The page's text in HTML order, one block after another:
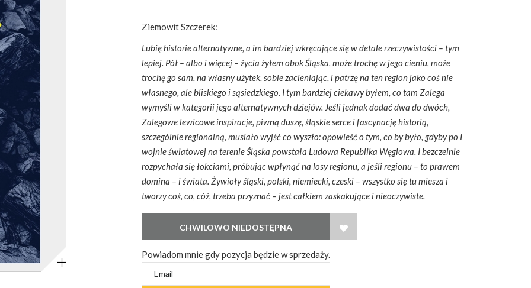
Powiększ
Ziemowit Szczerek:
Lubię historie alternatywne, a im bardziej wkręcające się w detale rzeczywistości – tym
lepiej. Pół – albo i więcej – życia żyłem obok Śląska, może trochę w jego cieniu, może
trochę go sam, na własny użytek, sobie zacieniając, i patrzę na ten region jako coś nie
własnego, ale bliskiego i sąsiedzkiego. I tym bardziej ciekawy byłem, co tam Zalega
wymyśli w kategorii jego alternatywnych dziejów. Jeśli jednak dodać dwa do dwóch,
Zalegowe lewicowe inspiracje, piwną duszę, śląskie serce i fascynację historią,
szczególnie regionalną, musiało wyjść co wyszło: opowieść o tym, co by było, gdyby po I
wojnie światowej na terenie Śląska powstała Ludowa Republika Węglowa. I bezczelnie
rozpychała się łokciami, próbując wpłynąć na losy regionu, a jeśli regionu – to prawem
domina – i świata. Żywioły śląski, polski, niemiecki, czeski – wszystko się tu miesza i
tworzy coś, co, cóż, trzeba przyznać – jest całkiem zaskakujące i nieoczywiste.
Powiadom mnie gdy pozycja będzie w sprzedaży.
WISH LIST